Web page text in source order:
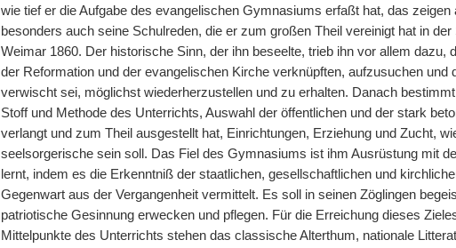
wie tief er die Aufgabe des evangelischen Gymnasiums erfaßt hat, das
besonders auch seine Schulreden, die er zum großen Theil vereinigt hat in
Weimar 1860. Der historische Sinn, der ihn beseelte, trieb ihn vor allem
der Reformation und der evangelischen Kirche verknüpften, aufzusuchen und
verwischt sei, möglichst wiederherzustellen und zu erhalten. Danach
Stoff und Methode des Unterrichts, Auswahl der öffentlichen und der stark
verlangt und zum Theil ausgestellt hat, Einrichtungen, Erziehung und Zucht,
seelsorgerische sein soll. Das Fiel des Gymnasiums ist ihm Ausrüstung mit
lernt, indem es die Erkenntniß der staatlichen, gesellschaftlichen und
Gegenwart aus der Vergangenheit vermittelt. Es soll in seinen Zöglingen
patriotische Gesinnung erwecken und pflegen. Für die Erreichung dieses
Mittelpunkte des Unterrichts stehen das classische Alterthum, nationale